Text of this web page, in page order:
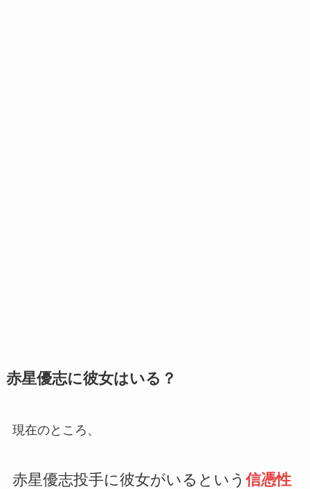
赤星優志に彼女はいる？
現在のところ、
赤星優志投手に彼女がいるという 信憑性